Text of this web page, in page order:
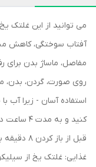
می توانید از این
آفتاب سوختگی، کاهش
مفاصل، ماساژ بدن برای
روی صورت، گردن، بدن،
قبل از
غذایی: غلتک یخ از